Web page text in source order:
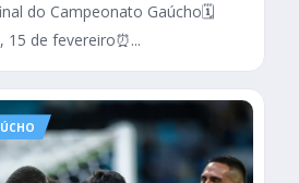
do Campeonato Gaúcho🗓️
15 de fevereiro⏰...